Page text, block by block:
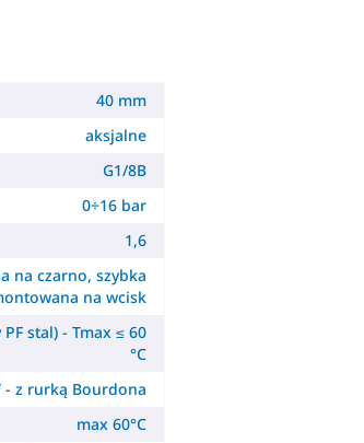
40 mm
aksjalne
G1/8B
0÷16 bar
1,6
na czarno, szybka
na wcisk
stal) - Tmax ≤ 60
°C
- z rurką Bourdona
max 60°C